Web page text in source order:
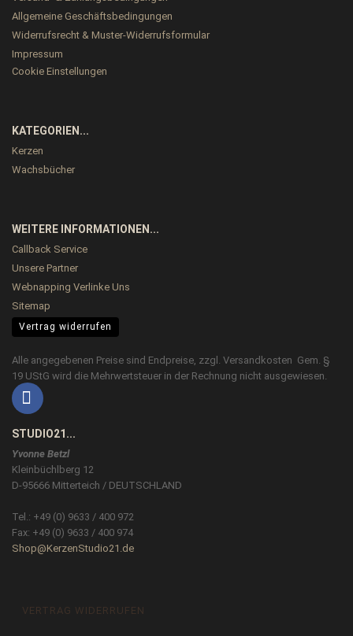
Allgemeine Geschäftsbedingungen
Widerrufsrecht & Muster-Widerrufsformular
Impressum
Cookie Einstellungen
KATEGORIEN...
Kerzen
Wachsbücher
WEITERE INFORMATIONEN...
Callback Service
Unsere Partner
Webnapping Verlinke Uns
Sitemap
Vertrag widerrufen
Alle angegebenen Preise sind Endpreise, zzgl. Versandkosten Gem. §
19 UStG wird die Mehrwertsteuer in der Rechnung nicht ausgewiesen.
STUDIO21...
Yvonne Betzl
Kleinbüchlberg 12
D-95666 Mitterteich / DEUTSCHLAND
Tel.: +49 (0) 9633 / 400 972
Fax: +49 (0) 9633 / 400 974
Shop@KerzenStudio21.de
VERTRAG WIDERRUFEN